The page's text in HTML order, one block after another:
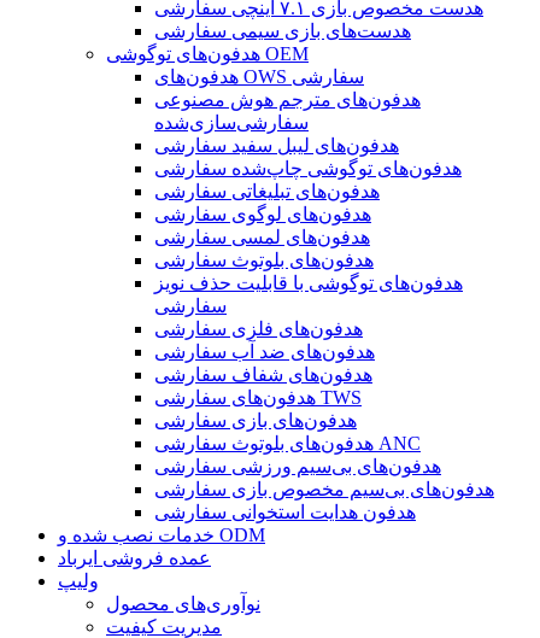
هدست مخصوص بازی ۷.۱ اینچی سفارشی
هدست‌های بازی سیمی سفارشی
هدفون‌های توگوشی OEM
هدفون‌های OWS سفارشی
هدفون‌های مترجم هوش مصنوعی
سفارشی‌سازی‌شده
هدفون‌های لیبل سفید سفارشی
هدفون‌های توگوشی چاپ‌شده سفارشی
هدفون‌های تبلیغاتی سفارشی
هدفون‌های لوگوی سفارشی
هدفون‌های لمسی سفارشی
هدفون‌های بلوتوث سفارشی
هدفون‌های توگوشی با قابلیت حذف نویز
سفارشی
هدفون‌های فلزی سفارشی
هدفون‌های ضد آب سفارشی
هدفون‌های شفاف سفارشی
هدفون‌های سفارشی TWS
هدفون‌های بازی سفارشی
هدفون‌های بلوتوث سفارشی ANC
هدفون‌های بی‌سیم ورزشی سفارشی
هدفون‌های بی‌سیم مخصوص بازی سفارشی
هدفون هدایت استخوانی سفارشی
خدمات نصب شده و ODM
عمده فروشی ایرباد
ولیپ
نوآوری‌های محصول
مدیریت کیفیت